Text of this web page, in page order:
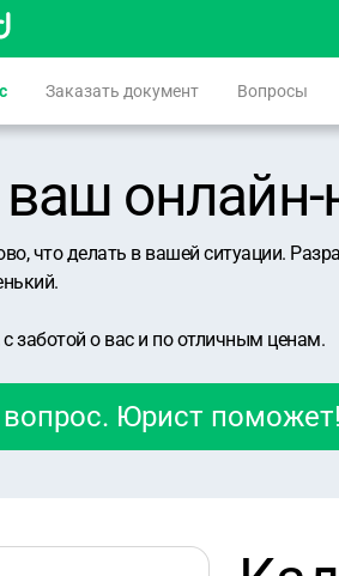
Заказать документ Вопросы
онлайн-
что делать в вашей ситуации.
заботой о вас и по отличным ценам.
вопрос. Юрист поможет!